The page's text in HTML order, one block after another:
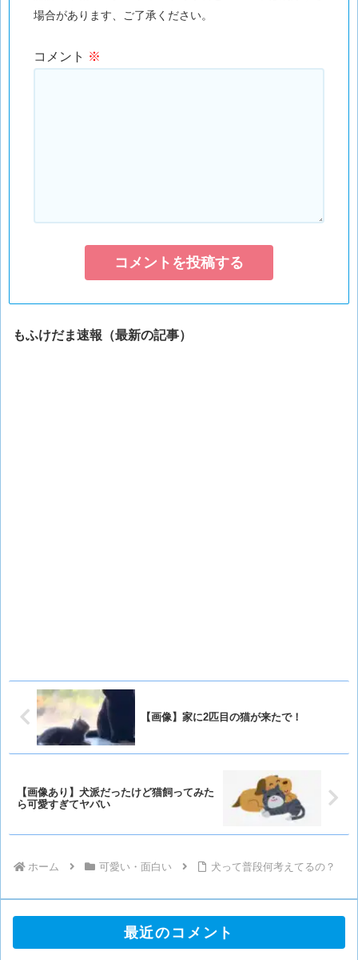
場合があります、ご了承ください。
コメント ※
もふけだま速報（最新の記事）
【画像】家に2匹目の猫が来たで！
【画像あり】犬派だったけど猫飼ってみた
ら可愛すぎてヤバい
ホーム 可愛い・面白い 犬って普段何考えてるの？
最近のコメント